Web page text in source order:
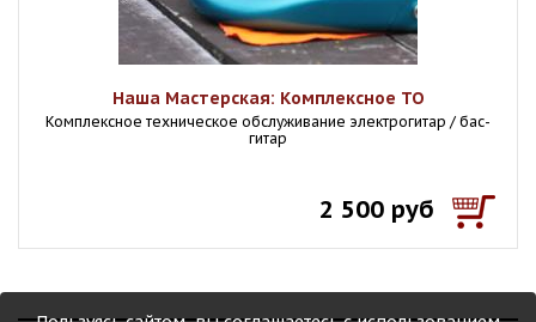
Наша Мастерская: Комплексное ТО
Комплексное техническое обслуживание электрогитар / бас-
гитар
2 500 руб